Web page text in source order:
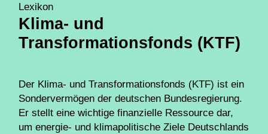
Lexikon
Klima- und
Transformationsfonds (KTF)
Der Klima- und Transformationsfonds (KTF) ist ein
Sondervermögen der deutschen Bundesregierung.
Er stellt eine wichtige finanzielle Ressource dar,
um energie- und klimapolitische Ziele Deutschlands